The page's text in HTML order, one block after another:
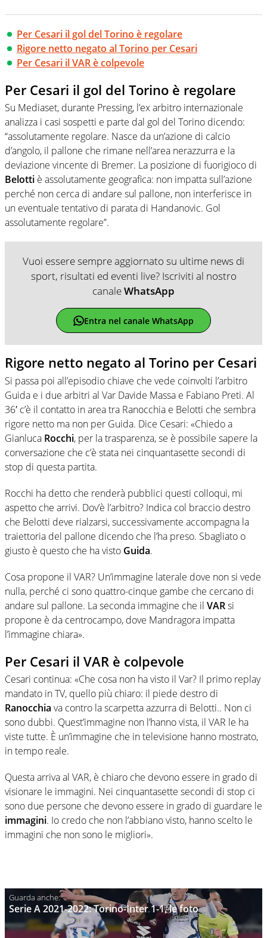
Per Cesari il gol del Torino è regolare
Rigore netto negato al Torino per Cesari
Per Cesari il VAR è colpevole
Per Cesari il gol del Torino è regolare
Su Mediaset, durante Pressing, l’ex arbitro internazionale
analizza i casi sospetti e parte dal gol del Torino dicendo:
“assolutamente regolare. Nasce da un’azione di calcio
d’angolo, il pallone che rimane nell’area nerazzurra e la
deviazione vincente di Bremer. La posizione di fuorigioco di
Belotti è assolutamente geografica: non impatta sull’azione
perché non cerca di andare sul pallone, non interferisce in
un eventuale tentativo di parata di Handanovic. Gol
assolutamente regolare”.
Vuoi essere sempre aggiornato su ultime news di
sport, risultati ed eventi live? Iscriviti al nostro
canaleWhatsApp
Entra nel canale WhatsApp
Rigore netto negato al Torino per Cesari
Si passa poi all’episodio chiave che vede coinvolti l’arbitro
Guida e i due arbitri al Var Davide Massa e Fabiano Preti. Al
36′ c’è il contatto in area tra Ranocchia e Belotti che sembra
rigore netto ma non per Guida. Dice Cesari: «Chiedo a
Gianluca Rocchi, per la trasparenza, se è possibile sapere la
conversazione che c’è stata nei cinquantasette secondi di
stop di questa partita.
Rocchi ha detto che renderà pubblici questi colloqui, mi
aspetto che arrivi. Dov’è l’arbitro? Indica col braccio destro
che Belotti deve rialzarsi, successivamente accompagna la
traiettoria del pallone dicendo che l’ha preso. Sbagliato o
giusto è questo che ha visto Guida.
Cosa propone il VAR? Un’immagine laterale dove non si vede
nulla, perché ci sono quattro-cinque gambe che cercano di
andare sul pallone. La seconda immagine che il VARsi
propone è da centrocampo, dove Mandragora impatta
l’immagine chiara».
Per Cesari il VAR è colpevole
Cesari continua: «Che cosa non ha visto il Var? Il primo replay
mandato in TV, quello più chiaro: il piede destro di
Ranocchia va contro la scarpetta azzurra di Belotti.. Non ci
sono dubbi. Quest’immagine non l’hanno vista, il VAR le ha
viste tutte. È un’immagine che in televisione hanno mostrato,
in tempo reale.
Questa arriva al VAR, è chiaro che devono essere in grado di
visionare le immagini. Nei cinquantasette secondi di stop ci
sono due persone che devono essere in grado di guardare le
immagini. Io credo che non l’abbiano visto, hanno scelto le
immagini che non sono le migliori».
Serie A 2021-2022: Torino-Inter 1-1, le foto